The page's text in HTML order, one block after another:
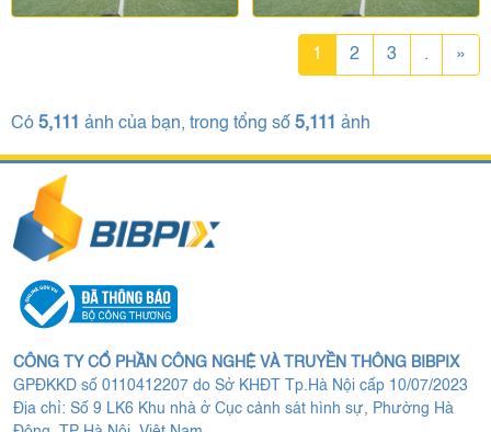
1 2 3 . »
Có 5,111 ảnh của bạn, trong tổng số 5,111 ảnh
CÔNG TY CỔ PHẦN CÔNG NGHỆ VÀ TRUYỀN THÔNG BIBPIX
GPĐKKD số 0110412207 do Sở KHĐT Tp.Hà Nội cấp 10/07/2023
Địa chỉ: Số 9 LK6 Khu nhà ở Cục cảnh sát hình sự, Phường Hà